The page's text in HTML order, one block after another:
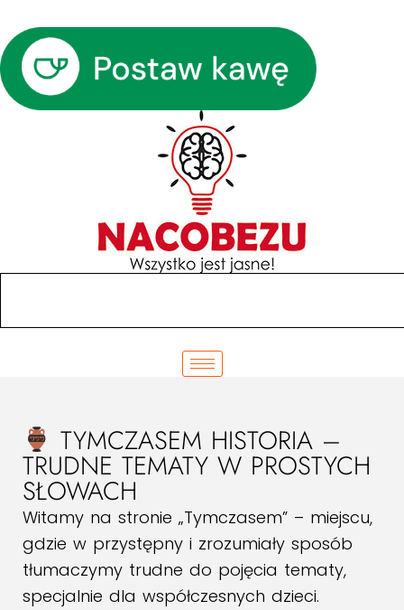
TYMCZASEM HISTORIA –
TRUDNE TEMATY W PROSTYCH
SŁOWACH
Witamy na stronie „Tymczasem” – miejscu,
gdzie w przystępny i zrozumiały sposób
tłumaczymy trudne do pojęcia tematy,
specjalnie dla współczesnych dzieci.